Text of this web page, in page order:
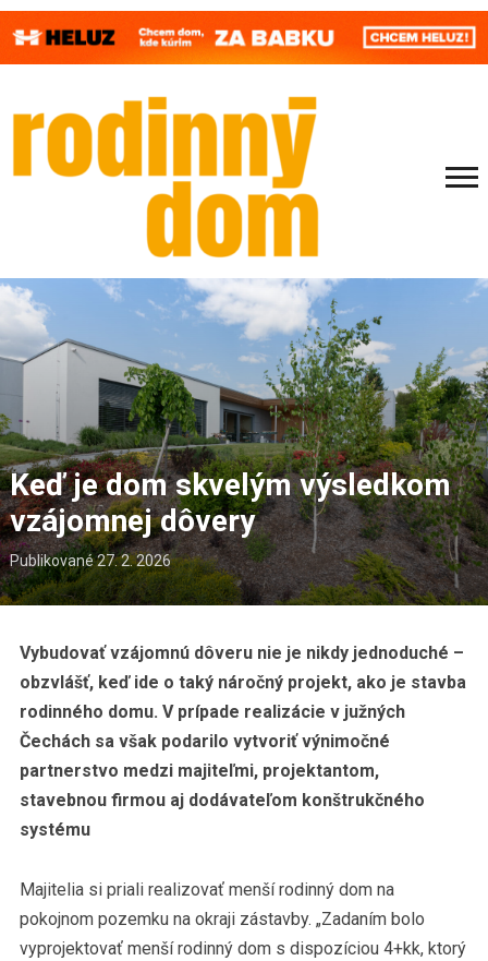
Keď je dom skvelým výsledkom
vzájomnej dôvery
Publikované27. 2. 2026
Vybudovať vzájomnú dôveru nie je nikdy jednoduché –
obzvlášť, keď ide o taký náročný projekt, ako je stavba
rodinného domu. V prípade realizácie v južných
Čechách sa však podarilo vytvoriť výnimočné
partnerstvo medzi majiteľmi, projektantom,
stavebnou firmou aj dodávateľom konštrukčného
systému
Majitelia si priali realizovať menší rodinný dom na
pokojnom pozemku na okraji zástavby. „Zadaním bolo
vyprojektovať menší rodinný dom s dispozíciou 4+kk, ktorý